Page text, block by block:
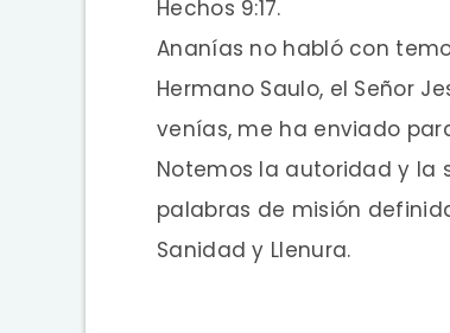
Hechos 9:17.
Ananías no habló con
Hermano Saulo, el Señor
venías, me ha enviado
Notemos la autoridad y la
palabras de misión
Sanidad y Llenura.